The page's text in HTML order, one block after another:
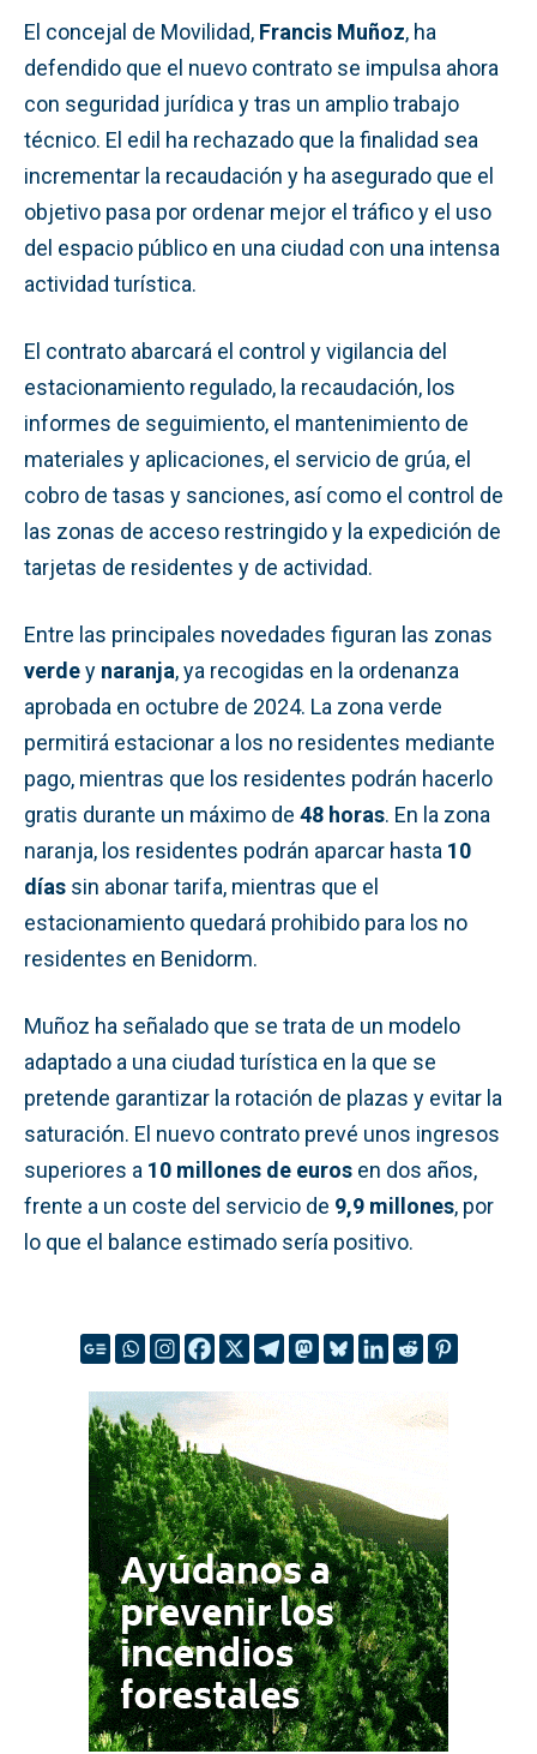
El concejal de Movilidad, Francis Muñoz, ha
defendido que el nuevo contrato se impulsa ahora
con seguridad jurídica y tras un amplio trabajo
técnico. El edil ha rechazado que la finalidad sea
incrementar la recaudación y ha asegurado que el
objetivo pasa por ordenar mejor el tráfico y el uso
del espacio público en una ciudad con una intensa
actividad turística.
El contrato abarcará el control y vigilancia del
estacionamiento regulado, la recaudación, los
informes de seguimiento, el mantenimiento de
materiales y aplicaciones, el servicio de grúa, el
cobro de tasas y sanciones, así como el control de
las zonas de acceso restringido y la expedición de
tarjetas de residentes y de actividad.
Entre las principales novedades figuran las zonas
verdey naranja, ya recogidas en la ordenanza
aprobada en octubre de 2024. La zona verde
permitirá estacionar a los no residentes mediante
pago, mientras que los residentes podrán hacerlo
gratis durante un máximo de 48 horas. En la zona
naranja, los residentes podrán aparcar hasta 10
días sin abonar tarifa, mientras que el
estacionamiento quedará prohibido para los no
residentes en Benidorm.
Muñoz ha señalado que se trata de un modelo
adaptado a una ciudad turística en la que se
pretende garantizar la rotación de plazas y evitar la
saturación. El nuevo contrato prevé unos ingresos
superiores a 10 millones de euros en dos años,
frente a un coste del servicio de 9,9 millones, por
lo que el balance estimado sería positivo.